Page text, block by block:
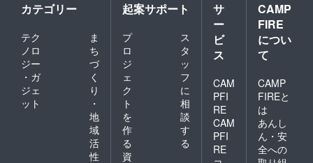
カテゴリー
テク
ノロ
ジー
・ガ
ジェ
ット
ま
ち
づ
く
り
・
地
域
活
性
起案サポート
プ
ロ
ジ
ェ
ク
ト
を
作
る
ス
タ
ッ
フ
に
相
談
す
る
資
サ
ー
ビ
ス
CAM
PFI
RE
CAM
PFI
RE
CAMP
FIRE
につい
て
CAMP
FIREと
は
あんし
ん・安
全への